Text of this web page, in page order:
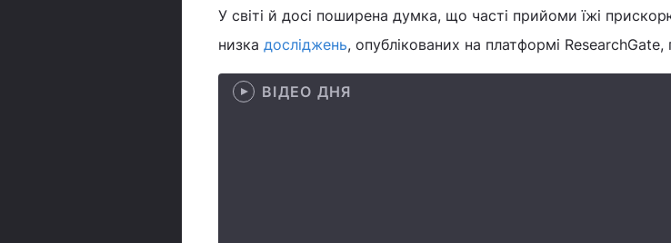
У світі й досі поширена думка, що часті прийоми їжі
низка досліджень, опублікованих на платформі
ВІДЕО ДНЯ